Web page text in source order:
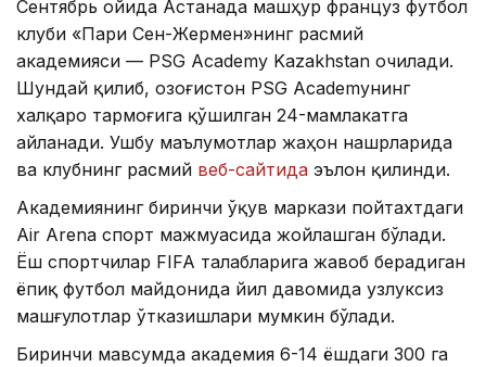
Сентябрь ойида Астанада машҳур француз футбол
клуби «Пари Сен-Жермен»нинг расмий
академияси — PSG Academy Kazakhstan очилади.
Шундай қилиб, Қозоғистон PSG Academyнинг
халқаро тармоғига қўшилган 24-мамлакатга
айланади. Ушбу маълумотлар жаҳон нашрларида
ва клубнинг расмий веб-сайтида эълон қилинди.
Академиянинг биринчи ўқув маркази пойтахтдаги
Air Arena спорт мажмуасида жойлашган бўлади.
Ёш спортчилар FIFA талабларига жавоб берадиган
ёпиқ футбол майдонида йил давомида узлуксиз
машғулотлар ўтказишлари мумкин бўлади.
Биринчи мавсумда академия 6-14 ёшдаги 300 га